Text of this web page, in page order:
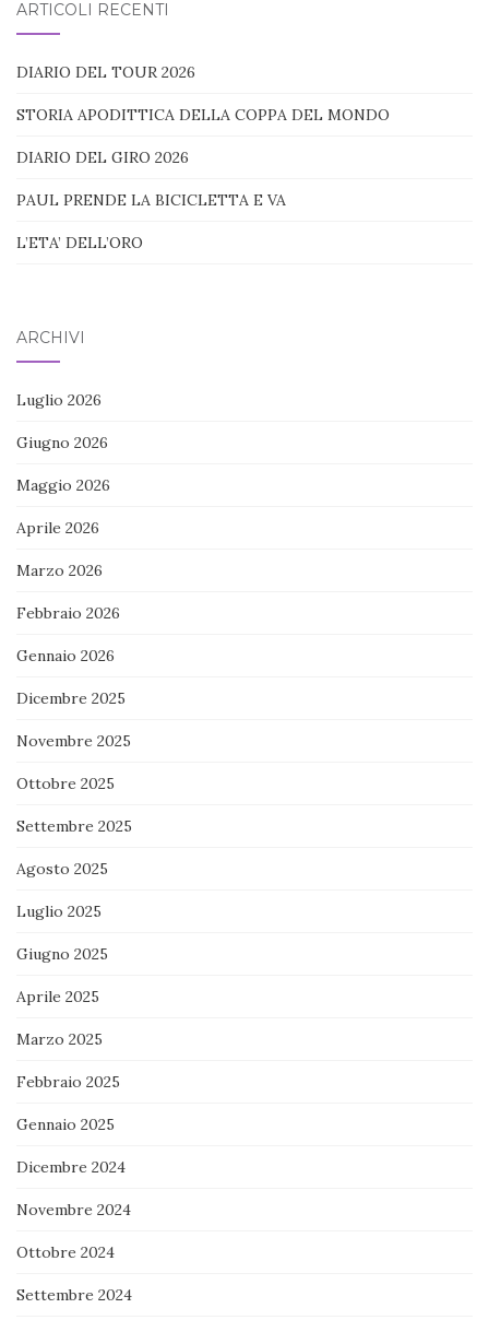
ARTICOLI RECENTI
DIARIO DEL TOUR 2026
STORIA APODITTICA DELLA COPPA DEL MONDO
DIARIO DEL GIRO 2026
PAUL PRENDE LA BICICLETTA E VA
L’ETA’ DELL’ORO
ARCHIVI
Luglio 2026
Giugno 2026
Maggio 2026
Aprile 2026
Marzo 2026
Febbraio 2026
Gennaio 2026
Dicembre 2025
Novembre 2025
Ottobre 2025
Settembre 2025
Agosto 2025
Luglio 2025
Giugno 2025
Aprile 2025
Marzo 2025
Febbraio 2025
Gennaio 2025
Dicembre 2024
Novembre 2024
Ottobre 2024
Settembre 2024